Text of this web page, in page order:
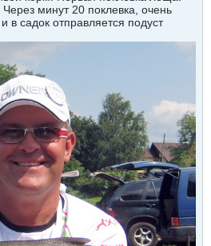
минут 20 поклевка, очень
в садок отправляется подуст